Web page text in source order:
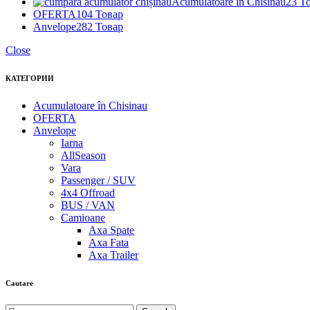
OFERTA104 Товар
Anvelope282 Товар
Close
КАТЕГОРИИ
Acumulatoare în Chisinau
OFERTA
Anvelope
Iarna
AllSeason
Vara
Passenger / SUV
4x4 Offroad
BUS / VAN
Camioane
Axa Spate
Axa Fata
Axa Trailer
Cautare